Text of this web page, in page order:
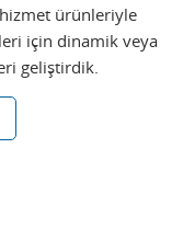
hizmet ürünleriyle
için dinamik veya
geliştirdik.